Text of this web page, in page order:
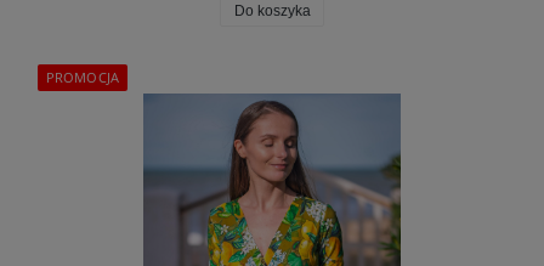
Do koszyka
PROMOCJA